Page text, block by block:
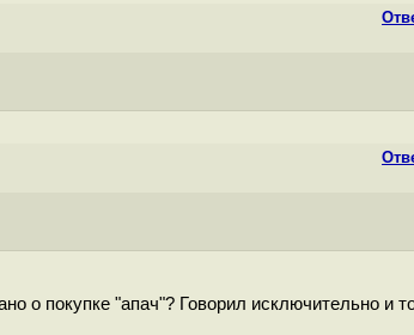
о покупке "апач"? Говорил исключительно и